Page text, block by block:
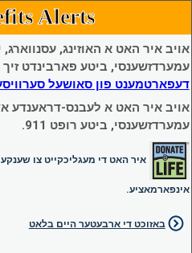
Alerts
אויב איר האט א האוזינג, עסנווארג,
עמערדזשענסי, ביטע פארבינדט
דעפארטמענט פון סאושעל
אויב איר האט א לעבנס-דראענדע
עמערדזשענסי, ביטע רופט 911.
איר האט די מעגליכקייט צו
אינפארמאציע.
באזוכט די ארבעטער היים בלאט